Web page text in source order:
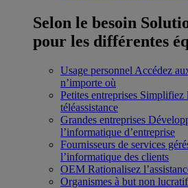
Selon le besoin
pour les différentes
Usage personnel Accédez
n’importe où
Petites entreprises Simplifiez
téléassistance
Grandes entreprises
l’informatique d’entreprise
Fournisseurs de services
l’informatique des clients
OEM Rationalisez
Organismes à but non